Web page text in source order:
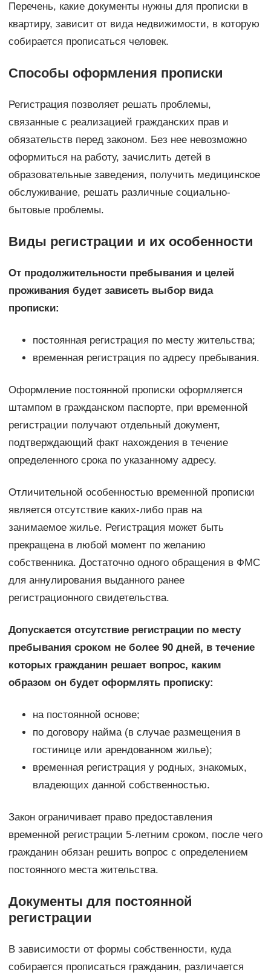
Перечень, какие документы нужны для прописки в
квартиру, зависит от вида недвижимости, в которую
собирается прописаться человек.
Способы оформления прописки
Регистрация позволяет решать проблемы,
связанные с реализацией гражданских прав и
обязательств перед законом. Без нее невозможно
оформиться на работу, зачислить детей в
образовательные заведения, получить медицинское
обслуживание, решать различные социально-
бытовые проблемы.
Виды регистрации и их особенности
От продолжительности пребывания и целей
проживания будет зависеть выбор вида
прописки:
постоянная регистрация по месту жительства;
временная регистрация по адресу пребывания.
Оформление постоянной прописки оформляется
штампом в гражданском паспорте, при временной
регистрации получают отдельный документ,
подтверждающий факт нахождения в течение
определенного срока по указанному адресу.
Отличительной особенностью временной прописки
является отсутствие каких-либо прав на
занимаемое жилье. Регистрация может быть
прекращена в любой момент по желанию
собственника. Достаточно одного обращения в ФМС
для аннулирования выданного ранее
регистрационного свидетельства.
Допускается отсутствие регистрации по месту
пребывания сроком не более 90 дней, в течение
которых гражданин решает вопрос, каким
образом он будет оформлять прописку:
на постоянной основе;
по договору найма (в случае размещения в
гостинице или арендованном жилье);
временная регистрация у родных, знакомых,
владеющих данной собственностью.
Закон ограничивает право предоставления
временной регистрации 5-летним сроком, после чего
гражданин обязан решить вопрос с определением
постоянного места жительства.
Документы для постоянной
регистрации
В зависимости от формы собственности, куда
собирается прописаться гражданин, различается